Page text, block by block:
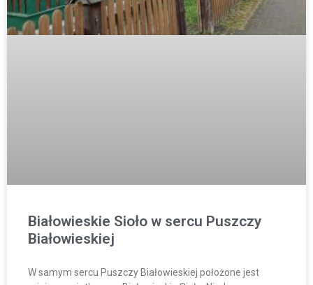
Białowieskie Sioło w sercu Puszczy
Białowieskiej
W samym sercu Puszczy Białowieskiej położone jest